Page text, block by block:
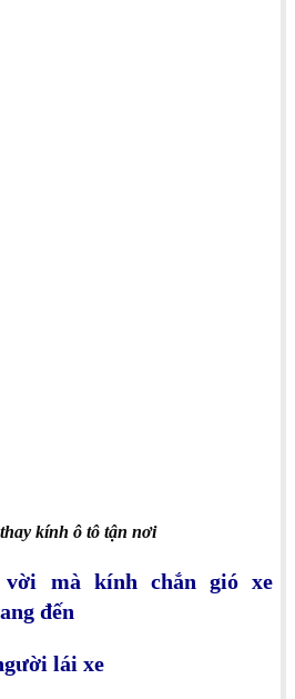
kính ô tô tận nơi
vời mà kính chắn gió xe
đến
lái xe